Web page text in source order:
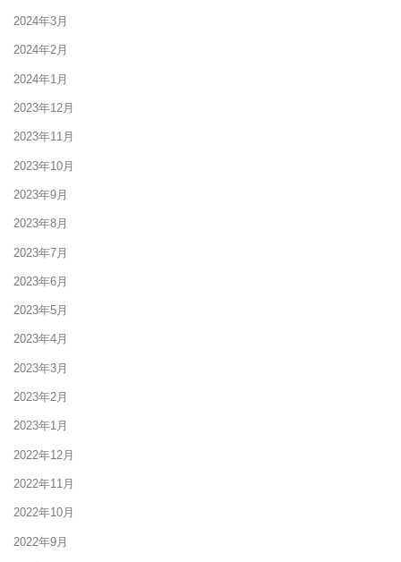
2024年3月
2024年2月
2024年1月
2023年12月
2023年11月
2023年10月
2023年9月
2023年8月
2023年7月
2023年6月
2023年5月
2023年4月
2023年3月
2023年2月
2023年1月
2022年12月
2022年11月
2022年10月
2022年9月